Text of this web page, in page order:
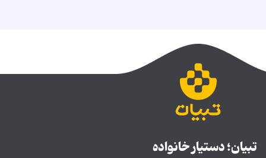
تبیان؛ دستیار خانواده